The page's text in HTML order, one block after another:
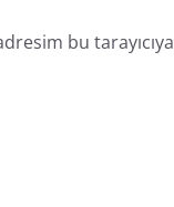
bu tarayıcıya